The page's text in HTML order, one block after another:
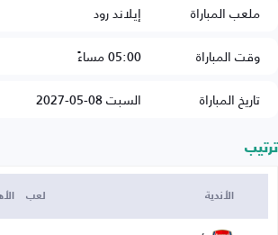
ملعب المباراة
إيلاند رود
وقت المباراة
05:00 مساءً
تاريخ المباراة
السبت 08-05-2027
ترتيب
الأندية لعب